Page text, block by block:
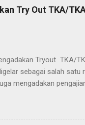
Try Out TKA/
Tryout TKA/
sebagai salah satu
mengadakan
Sebagai rangkaian
Indonesia,